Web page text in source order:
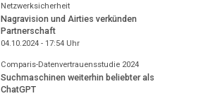
Netzwerksicherheit
Nagravision und Airties verkünden
Partnerschaft
04.10.2024 - 17:54Uhr
Comparis-Datenvertrauensstudie 2024
Suchmaschinen weiterhin beliebter als
ChatGPT